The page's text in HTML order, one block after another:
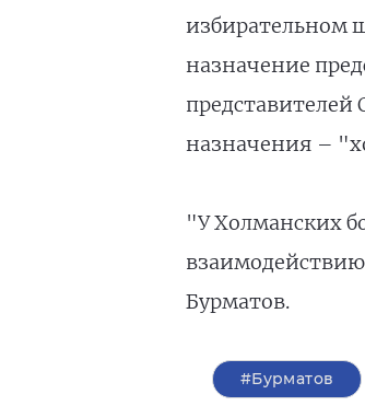
избирательном
назначение
назначения –
"У Холманских
Бурматов.
#Бурматов